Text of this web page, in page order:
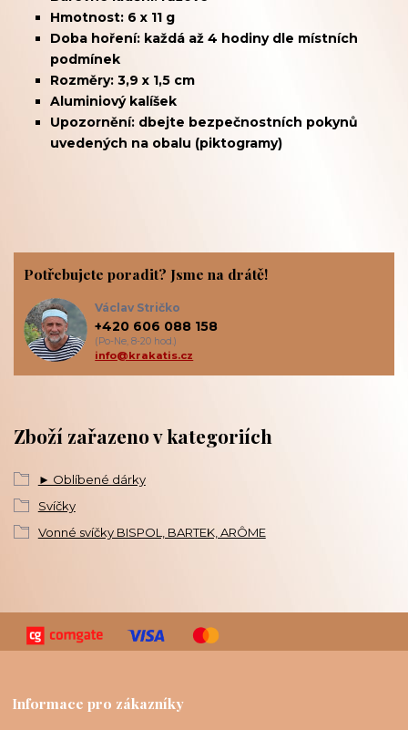
Hmotnost: 6 x 11 g
Doba hoření: každá až 4 hodiny dle místních
podmínek
Rozměry: 3,9 x 1,5 cm
Aluminiový kalíšek
Upozornění: dbejte bezpečnostních pokynů
uvedených na obalu (piktogramy)
Zboží zařazeno v kategoriích
► Oblíbené dárky
Svíčky
Vonné svíčky BISPOL, BARTEK, ARÔME
Potřebujete poradit? Jsme na drátě!
Václav Stričko
+420 606 088 158
(Po-Ne, 8-20 hod.)
info@krakatis.cz
Informace pro zákazníky